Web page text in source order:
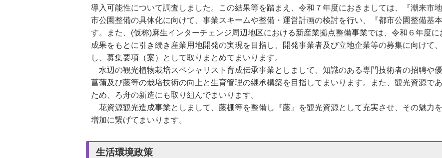
導入可能性について調査しました。この結果等を踏まえ、令和７年度におきましては、『潮来市
市公園整備の具体化に向けて、事業スキームや整備・運営計画の検討を行い、『都市公園整備基
す。また、 (仮称)麻生インターチェンジ周辺地区における新産業拠点整備事業では、令和６年度
成果をもとに引き続き産業用地開発の実現を目指し、開発事業者及び立地企業等の募集に向けて
し、募集要項（案）として取りまとめてまいります。
水辺の観光植物栽培スペシャリスト育成伝承事業としまして、知識のある専門技術者の招聘や
菖蒲及び藤等の栽培技術の向上と生育管理の継承構築を目指してまいります。また、観光資源で
ため、ろ舟の新造にも取り組んでまいります。
花資源観光造成事業としまして、藤棚等を整備し『藤』を観光資源として充実させ、その魅力
増加に繋げてまいります。
生活環境政策